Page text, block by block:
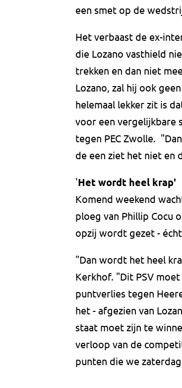
een smet op de
Het verbaast de ex-
die Lozano vasthield
trekken en dan niet
Lozano, zal hij ook
helemaal lekker zit is
voor een vergelijkbare
tegen PEC Zwolle.
de een ziet het niet en
'Het wordt heel krap'
Komend weekend
ploeg van Phillip Cocu
opzij wordt gezet -
"Dan wordt het heel
Kerkhof. "Dit PSV
puntverlies tegen
het - afgezien van
staat moet zijn te
verloop van de
punten die we